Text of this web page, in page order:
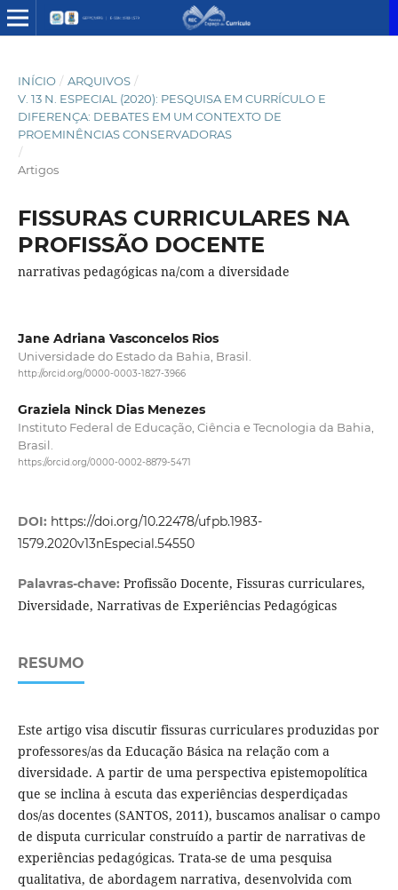
INÍCIO / ARQUIVOS /
V. 13 N. ESPECIAL (2020): PESQUISA EM CURRÍCULO E
DIFERENÇA: DEBATES EM UM CONTEXTO DE
PROEMINÊNCIAS CONSERVADORAS
/
Artigos
FISSURAS CURRICULARES NA
PROFISSÃO DOCENTE
narrativas pedagógicas na/com a diversidade
Jane Adriana Vasconcelos Rios
Universidade do Estado da Bahia, Brasil.
http://orcid.org/0000-0003-1827-3966
Graziela Ninck Dias Menezes
Instituto Federal de Educação, Ciência e Tecnologia da Bahia,
Brasil.
https://orcid.org/0000-0002-8879-5471
DOI: https://doi.org/10.22478/ufpb.1983-
1579.2020v13nEspecial.54550
Palavras-chave: Profissão Docente, Fissuras curriculares,
Diversidade, Narrativas de Experiências Pedagógicas
RESUMO
Este artigo visa discutir fissuras curriculares produzidas por
professores/as da Educação Básica na relação com a
diversidade. A partir de uma perspectiva epistemopolítica
que se inclina à escuta das experiências desperdiçadas
dos/as docentes (SANTOS, 2011), buscamos analisar o campo
de disputa curricular construído a partir de narrativas de
experiências pedagógicas. Trata-se de uma pesquisa
qualitativa, de abordagem narrativa, desenvolvida com